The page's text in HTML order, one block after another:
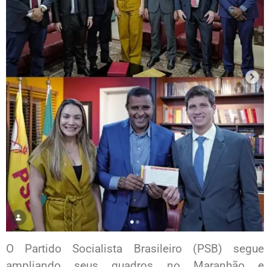
O Partido Socialista Brasileiro (PSB) segue